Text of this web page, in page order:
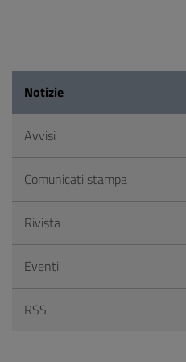
Notizie
Avvisi
Comunicati stampa
Rivista
Eventi
RSS